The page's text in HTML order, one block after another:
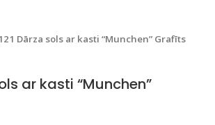
Dārza sols ar kasti “Munchen” Grafīts
ar kasti “Munchen”